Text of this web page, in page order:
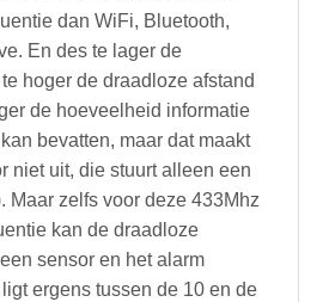
dan WiFi, Bluetooth,
En des te lager de
hoger de draadloze afstand
de hoeveelheid informatie
bevatten, maar dat maakt
niet uit, die stuurt alleen een
Maar zelfs voor deze 433Mhz
kan de draadloze
sensor en het alarm
ergens tussen de 10 en de